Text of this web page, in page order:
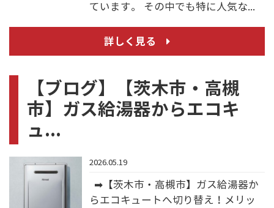
ています。 その中でも特に人気な...
詳しく見る
【ブログ】【茨木市・高槻
市】ガス給湯器からエコキ
ュ...
2026.05.19
➡【茨木市・高槻市】ガス給湯器か
らエコキュートへ切り替え！メリッ